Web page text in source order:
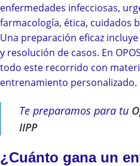
enfermedades infecciosas,
farmacología, ética, cuidados
Una preparación eficaz
y resolución de casos. En
todo este recorrido con
entrenamiento personalizado.
Te preparamos para tu
IIPP
¿Cuánto gana un